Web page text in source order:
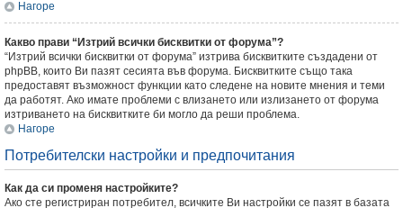
Нагоре
Какво прави “Изтрий всички бисквитки от форума”?
“Изтрий всички бисквитки от форума” изтрива бисквитките създадени от
phpBB, които Ви пазят сесията във форума. Бисквитките също така
предоставят възможност функции като следене на новите мнения и теми
да работят. Ако имате проблеми с влизането или излизането от форума
изтриването на бисквитките би могло да реши проблема.
Нагоре
Потребителски настройки и предпочитания
Как да си променя настройките?
Ако сте регистриран потребител, всичките Ви настройки се пазят в базата